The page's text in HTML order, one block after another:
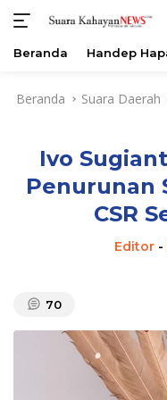
Beranda Handep
Beranda Suara Daerah
Ivo
Penurunan
CSR
Editor -
70